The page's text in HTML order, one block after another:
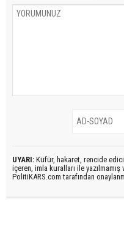
UYARI: Küfür, hakaret, rencide
içeren, imla kuralları ile
PolitiKARS.com tarafından